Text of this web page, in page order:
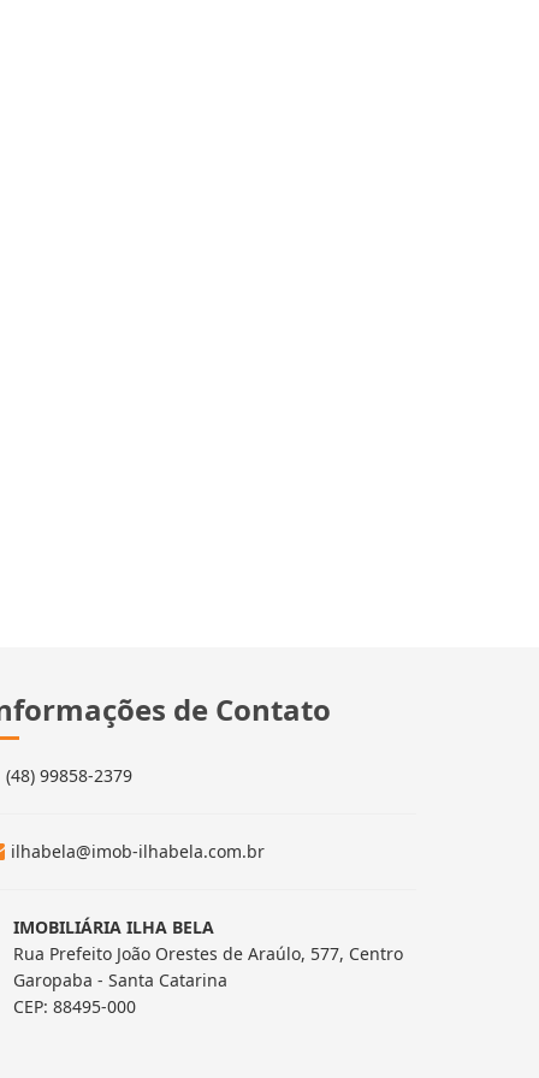
de Contato
(48) 99858-2379
ilhabela@imob-ilhabela.com.br
IMOBILIÁRIA ILHA BELA
Rua Prefeito João Orestes de Araúlo, 577, Centro
Garopaba - Santa Catarina
CEP: 88495-000